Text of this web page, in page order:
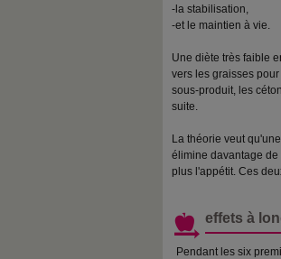
-la stabilisation,
-et le maintien à vie.
Une diète très faible
vers les graisses
sous-produit, les
suite.
La théorie veut
élimine davantage
plus l'appétit. Ces
effets à
Pendant les six